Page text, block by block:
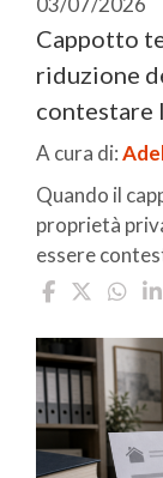
Cappotto
riduzione
contestare
A cura di:
Quando il
proprietà
essere